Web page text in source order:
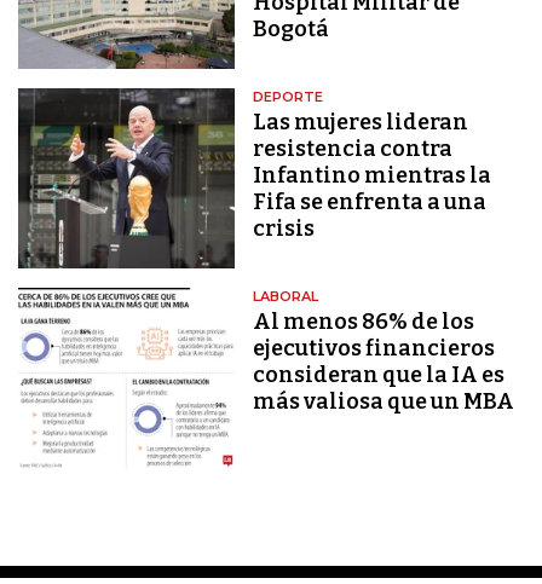
Bogotá
DEPORTE
Las mujeres lideran
resistencia contra
Infantino mientras la
Fifa se enfrenta a una
crisis
LABORAL
Al menos 86% de los
ejecutivos financieros
consideran que la IA es
más valiosa que un MBA